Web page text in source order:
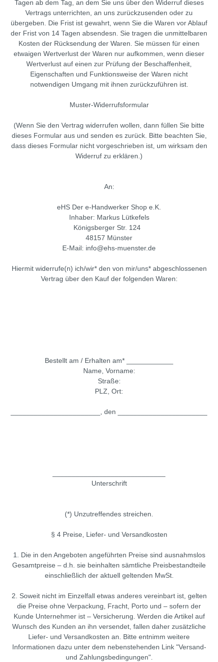
Tagen ab dem Tag, an dem Sie uns über den Widerruf dieses
Vertrags unterrichten, an uns zurückzusenden oder zu
übergeben. Die Frist ist gewahrt, wenn Sie die Waren vor Ablauf
der Frist von 14 Tagen absendesn. Sie tragen die unmittelbaren
Kosten der Rücksendung der Waren. Sie müssen für einen
etwaigen Wertverlust der Waren nur aufkommen, wenn dieser
Wertverlust auf einen zur Prüfung der Beschaffenheit,
Eigenschaften und Funktionsweise der Waren nicht
notwendigen Umgang mit ihnen zurückzuführen ist.
Muster-Widerrufsformular
(Wenn Sie den Vertrag widerrufen wollen, dann füllen Sie bitte
dieses Formular aus und senden es zurück. Bitte beachten Sie,
dass dieses Formular nicht vorgeschrieben ist, um wirksam den
Widerruf zu erklären.)
An:
eHS Der e-Handwerker Shop e.K.
Inhaber: Markus Lütkefels
Königsberger Str. 124
48157 Münster
E-Mail: info@ehs-muenster.de
Hiermit widerrufe(n) ich/wir* den von mir/uns* abgeschlossenen
Vertrag über den Kauf der folgenden Waren:
Bestellt am / Erhalten am* ____________
Name, Vorname:
Straße:
PLZ, Ort:
_______________________, den _______________________
Unterschrift
(*) Unzutreffendes streichen.
§ 4 Preise, Liefer- und Versandkosten
1. Die in den Angeboten angeführten Preise sind ausnahmslos
Gesamtpreise – d.h. sie beinhalten sämtliche Preisbestandteile
einschließlich der aktuell geltenden MwSt.
2. Soweit nicht im Einzelfall etwas anderes vereinbart ist, gelten
die Preise ohne Verpackung, Fracht, Porto und – sofern der
Kunde Unternehmer ist – Versicherung. Werden die Artikel auf
Wunsch des Kunden an ihn versendet, fallen daher zusätzliche
Liefer- und Versandkosten an. Bitte entnimm weitere
Informationen dazu unter dem nebenstehenden Link "Versand-
und Zahlungsbedingungen".